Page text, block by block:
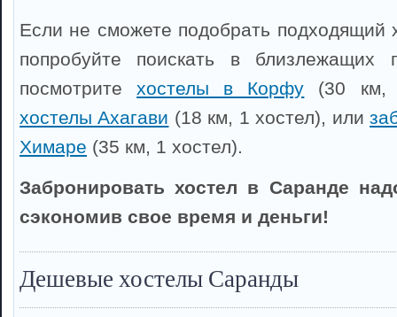
Если не сможете подобрать подходящий
попробуйте поискать в близлежащих
посмотритехостелы в Корфу (30 км,
хостелы Ахагави (18 км, 1 хостел), или
Химаре (35 км, 1 хостел).
Забронировать хостел в Саранде
сэкономив свое время и деньги!
Дешевые хостелы Саранды